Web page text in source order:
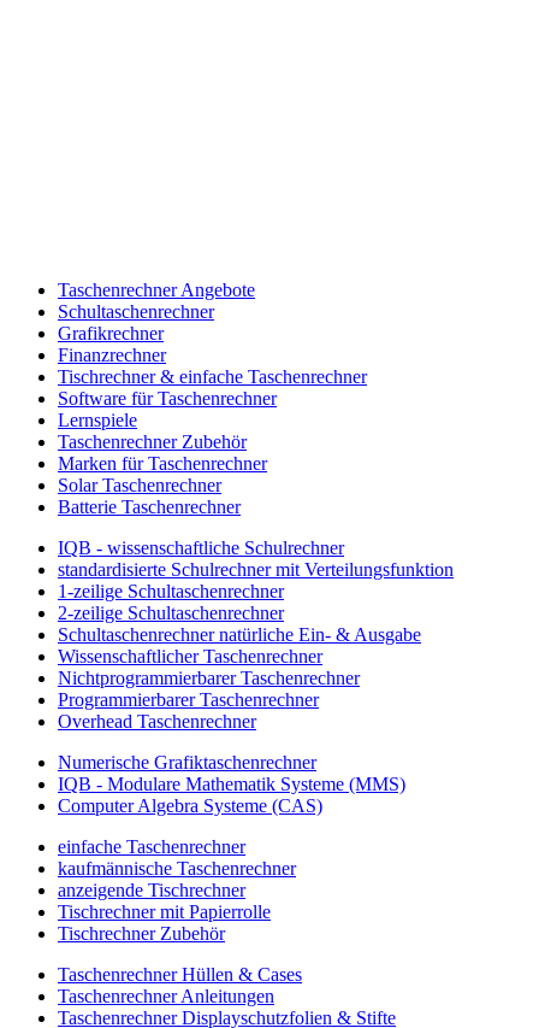
Taschenrechner Angebote
Schultaschenrechner
Grafikrechner
Finanzrechner
Tischrechner & einfache Taschenrechner
Software für Taschenrechner
Lernspiele
Taschenrechner Zubehör
Marken für Taschenrechner
Solar Taschenrechner
Batterie Taschenrechner
IQB - wissenschaftliche Schulrechner
standardisierte Schulrechner mit Verteilungsfunktion
1-zeilige Schultaschenrechner
2-zeilige Schultaschenrechner
Schultaschenrechner natürliche Ein- & Ausgabe
Wissenschaftlicher Taschenrechner
Nichtprogrammierbarer Taschenrechner
Programmierbarer Taschenrechner
Overhead Taschenrechner
Numerische Grafiktaschenrechner
IQB - Modulare Mathematik Systeme (MMS)
Computer Algebra Systeme (CAS)
einfache Taschenrechner
kaufmännische Taschenrechner
anzeigende Tischrechner
Tischrechner mit Papierrolle
Tischrechner Zubehör
Taschenrechner Hüllen & Cases
Taschenrechner Anleitungen
Taschenrechner Displayschutzfolien & Stifte